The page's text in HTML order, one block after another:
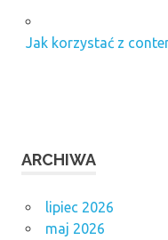
Jak korzystać z
ARCHIWA
lipiec 2026
maj 2026